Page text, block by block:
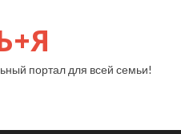
портал для всей семьи!